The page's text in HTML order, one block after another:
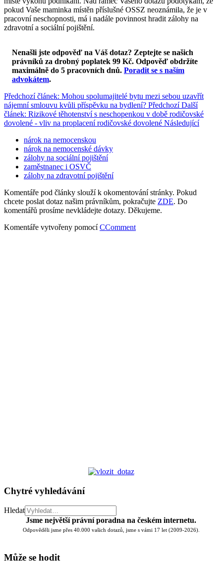
pokud Vaše maminka místěn příslušné OSSZ neoznámila, že je v
pracovní neschopnosti, má i nadále povinnost hradit zálohy na
zdravotní a sociální pojištění.
Nenašli jste odpověď na Váš dotaz? Zeptejte se našich
právníků za drobný poplatek 99 Kč. Odpověď obdržíte
maximálně do 5 pracovních dnů. Poradit se s naším
advokátem.
Předchozí článek: Mohou spolumajitelé bytu mezi sebou uzavřít
nájemní smlouvu kvůli příspěvku na bydlení? Předchozí Další
článek: Rizikové těhotenství s neschopenkou v době rodičovské
dovolené - vliv na proplacení rodičovské dovolené Následující
nárok na nemocenskou
nárok na nemocenské dávky
zálohy na sociální pojištění
zaměstnanec i OSVČ
zálohy na zdravotní pojištění
Komentáře pod články slouží k okomentování stránky. Pokud
chcete poslat dotaz našim právníkům, pokračujte ZDE. Do
komentářů prosíme nevkládejte dotazy. Děkujeme.
Komentáře vytvořeny pomocíCComment
Chytré vyhledávání
Hledat
Jsme největší právní poradna na českém internetu.
Odpověděli jsme přes 40.000 vašich dotazů, jsme s vámi 17 let (2009-2026).
Může se hodit